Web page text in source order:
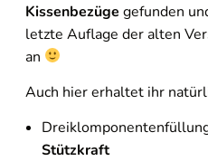
Kissenbezüge gefunden
letzte Auflage der alten
an
Auch hier erhaltet ihr
Stützkraft